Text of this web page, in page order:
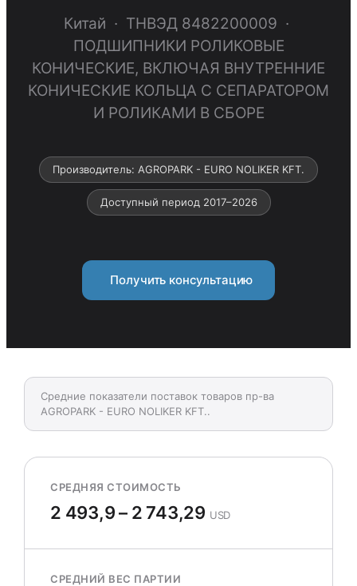
Китай · ТНВЭД 8482200009 ·
ПОДШИПНИКИ РОЛИКОВЫЕ
КОНИЧЕСКИЕ, ВКЛЮЧАЯ ВНУТРЕННИЕ
КОНИЧЕСКИЕ КОЛЬЦА С СЕПАРАТОРОМ
И РОЛИКАМИ В СБОРЕ
Производитель: AGROPARK - EURO NOLIKER KFT.
Доступный период 2017–2026
Получить консультацию
Средние показатели поставок товаров пр-ва
AGROPARK - EURO NOLIKER KFT..
СРЕДНЯЯ СТОИМОСТЬ
2 493,9 – 2 743,29 USD
СРЕДНИЙ ВЕС ПАРТИИ